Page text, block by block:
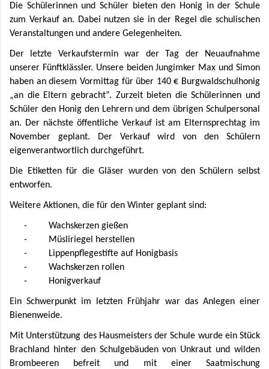
Die Schülerinnen und Schüler bieten den Honig in der Schule
zum Verkauf an. Dabei nutzen sie in der Regel die schulischen
Veranstaltungen und andere Gelegenheiten.
Der letzte Verkaufstermin war der Tag der Neuaufnahme
unserer Fünftklässler. Unsere beiden Jungimker Max und Simon
haben an diesem Vormittag für über 140 € Burgwaldschulhonig
„an die Eltern gebracht“. Zurzeit bieten die Schülerinnen und
Schüler den Honig den Lehrern und dem übrigen Schulpersonal
an. Der nächste öffentliche Verkauf ist am Elternsprechtag im
November geplant. Der Verkauf wird von den Schülern
eigenverantwortlich durchgeführt.
Die Etiketten für die Gläser wurden von den Schülern selbst
entworfen.
Weitere Aktionen, die für den Winter geplant sind:
-
Wachskerzen gießen
-
Müsliriegel herstellen
-
Lippenpflegestifte auf Honigbasis
-
Wachskerzen rollen
-
Honigverkauf
Ein Schwerpunkt im letzten Frühjahr war das Anlegen einer
Bienenweide.
Mit Unterstützung des Hausmeisters der Schule wurde ein Stück
Brachland hinter den Schulgebäuden von Unkraut und wilden
Brombeeren befreit und mit einer Saatmischung